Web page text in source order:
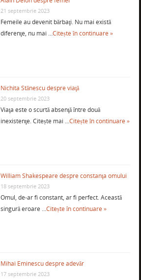
21 septembrie 2023
Femeile au devenit bărbaţi. Nu mai există
diferenţe, nu mai …Citește în continuare »
Nichita Stănescu despre viaţă
20 septembrie 2023
Viaţa este o scurtă absenţă între două
inexistenţe. Citește mai …Citește în continuare »
William Shakespeare despre constanţa omului
18 septembrie 2023
Omul, de-ar fi constant, ar fi perfect. Această
singură eroare …Citește în continuare »
Mihai Eminescu despre adevăr
17 septembrie 2023